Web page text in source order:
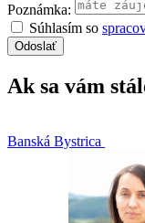
Poznámka:
Súhlasím so
Odoslať
Ak sa vám
Banská Bystrica